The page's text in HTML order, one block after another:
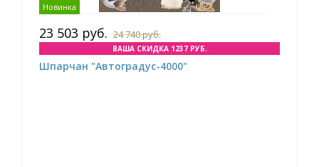
Новинка
23 503 руб. 24 740 руб.
ВАША СКИДКА 1237 РУБ.
Шпарчан "Автоградус-4000"